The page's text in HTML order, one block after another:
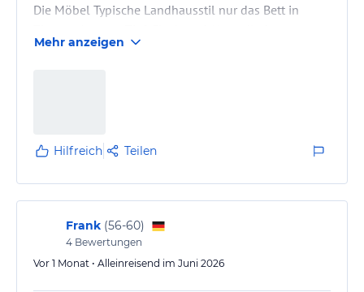
Die Möbel Typische Landhausstil nur das Bett in
alles in Ordnung
Mehr anzeigen
Hilfreich Teilen
Frank (56-60)
4 Bewertungen
Vor 1 Monat • Alleinreisend im Juni 2026